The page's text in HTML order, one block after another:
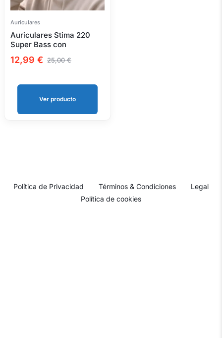
Auriculares
Auriculares Stima 220
Super Bass con
potente y diseño metálico
25,00€
12,99 €
Ver producto
Política de Privacidad Términos & Condiciones
Legal
Política de cookies